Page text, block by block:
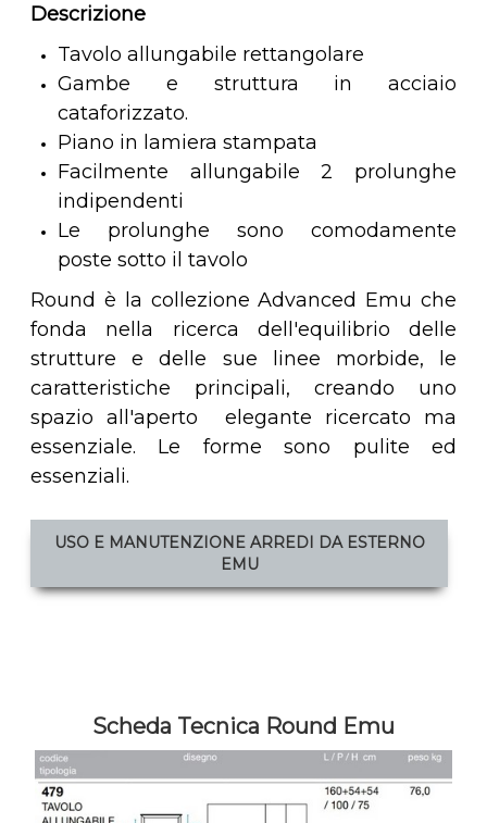
Descrizione
Tavolo allungabile rettangolare
Gambe e struttura in acciaio
cataforizzato.
Piano in lamiera stampata
Facilmente allungabile 2 prolunghe
indipendenti
Le prolunghe sono comodamente
poste sotto il tavolo
Round è la collezione Advanced Emu che
fonda nella ricerca dell'equilibrio delle
strutture e delle sue linee morbide, le
caratteristiche principali, creando uno
spazio all'aperto elegante ricercato ma
essenziale. Le forme sono pulite ed
essenziali.
USO E MANUTENZIONE ARREDI DA ESTERNO
EMU
Scheda Tecnica Round Emu